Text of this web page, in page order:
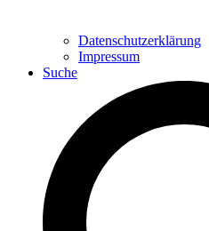
Datenschutzerklärung
Impressum
Suche